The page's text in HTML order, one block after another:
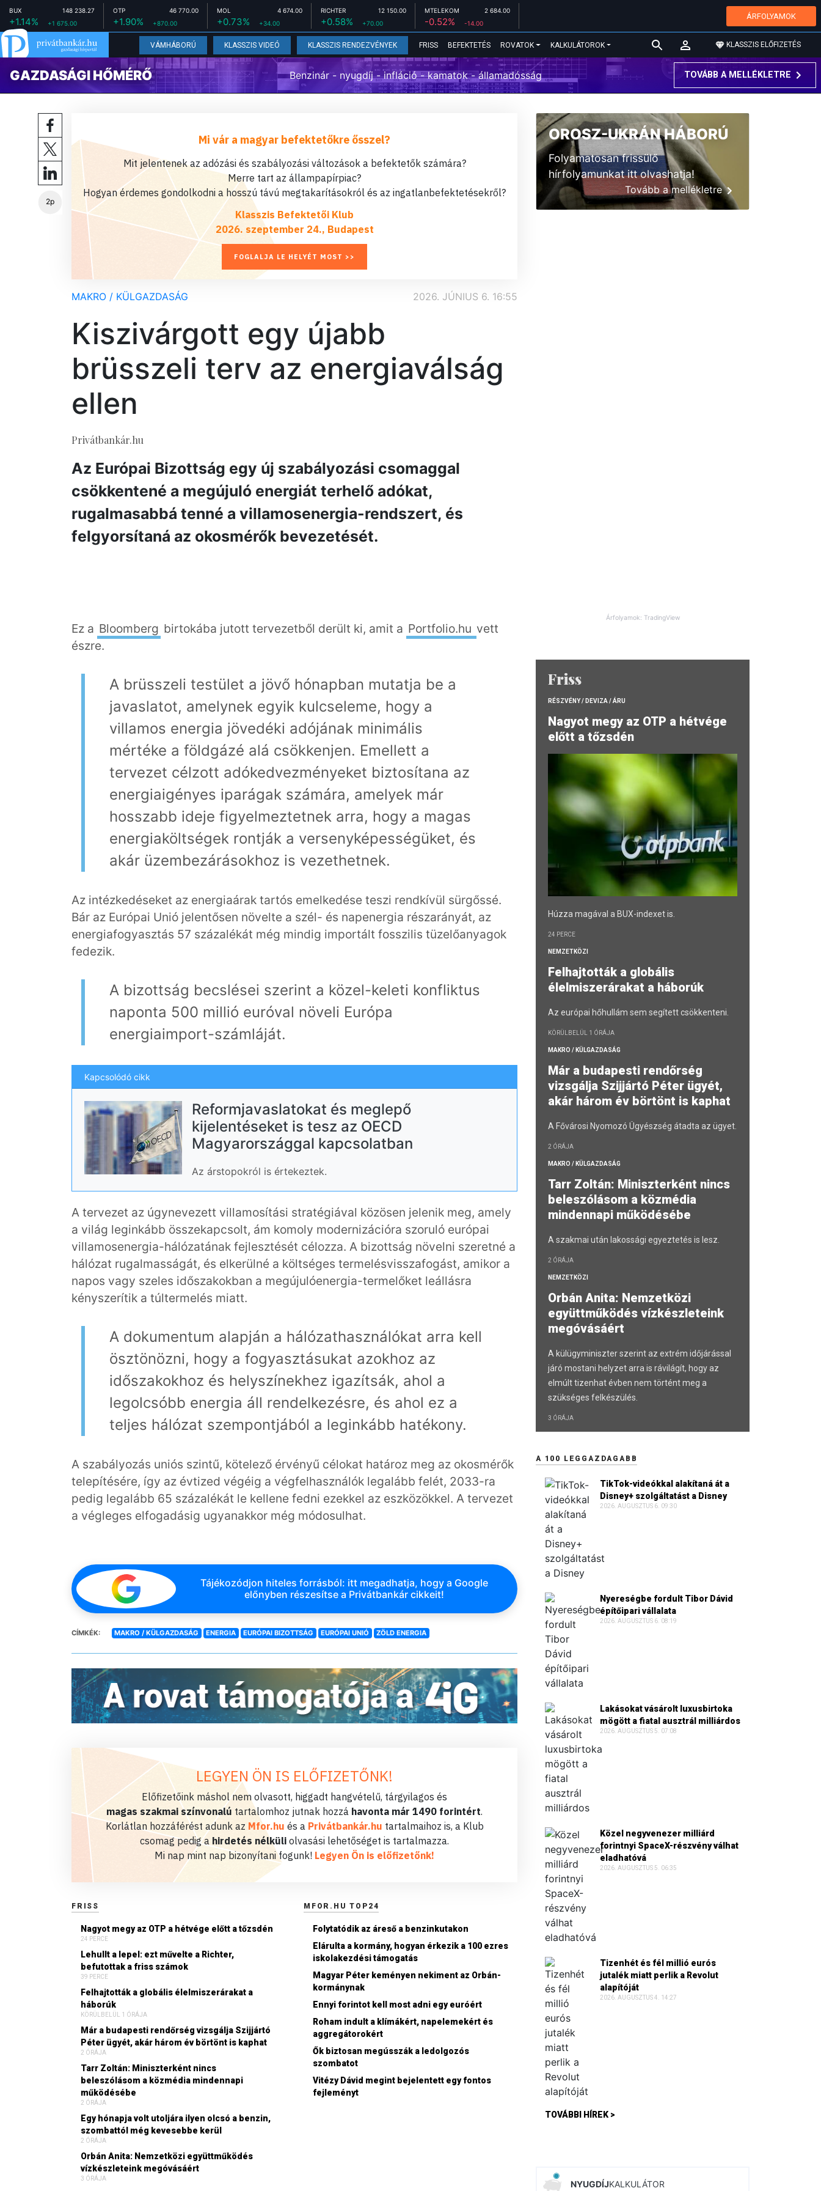
BUX 148 238.27
+1.14% +1 675.00
OTP 46 770.00
+1.90% +870.00
MOL 4 674.00
+0.73% +34.00
RICHTER 12 150.00
+0.58% +70.00
MTELEKOM 2 684.00
-0.52% -14.00
ÁRFOLYAMOK
VÁMHÁBORÚ KLASSZIS VIDEÓ KLASSZIS RENDEZVÉNYEK FRISS BEFEKTETÉS ROVATOK KALKULÁTOROK KLASSZIS ELŐFIZETÉS
GAZDASÁGI HŐMÉRŐ Benzinár - nyugdíj - infláció - kamatok - államadósság TOVÁBB A MELLÉKLETRE
2p
Mi vár a magyar befektetőkre ősszel?
Mit jelentenek az adózási és szabályozási változások a befektetők számára?
Merre tart az állampapírpiac?
Hogyan érdemes gondolkodni a hosszú távú megtakarításokról és az ingatlanbefektetésekről?
Klasszis Befektetői Klub
2026. szeptember 24., Budapest
FOGLALJA LE HELYÉT MOST >>
MAKRO / KÜLGAZDASÁG 2026. JÚNIUS 6. 16:55
Kiszivárgott egy újabb
brüsszeli terv az energiaválság
ellen
Privátbankár.hu
Az Európai Bizottság egy új szabályozási csomaggal
csökkentené a megújuló energiát terhelő adókat,
rugalmasabbá tenné a villamosenergia-rendszert, és
felgyorsítaná az okosmérők bevezetését.
Ez a Bloomberg birtokába jutott tervezetből derült ki, amit a Portfolio.hu vett
észre.
A brüsszeli testület a jövő hónapban mutatja be a
javaslatot, amelynek egyik kulcseleme, hogy a
villamos energia jövedéki adójának minimális
mértéke a földgázé alá csökkenjen. Emellett a
tervezet célzott adókedvezményeket biztosítana az
energiaigényes iparágak számára, amelyek már
hosszabb ideje figyelmeztetnek arra, hogy a magas
energiaköltségek rontják a versenyképességüket, és
akár üzembezárásokhoz is vezethetnek.
Az intézkedéseket az energiaárak tartós emelkedése teszi rendkívül sürgőssé.
Bár az Európai Unió jelentősen növelte a szél- és napenergia részarányát, az
energiafogyasztás 57 százalékát még mindig importált fosszilis tüzelőanyagok
fedezik.
A bizottság becslései szerint a közel-keleti konfliktus
naponta 500 millió euróval növeli Európa
energiaimport-számláját.
Kapcsolódó cikk
Reformjavaslatokat és meglepő
kijelentéseket is tesz az OECD
Magyarországgal kapcsolatban
Az árstopokról is értekeztek.
A tervezet az úgynevezett villamosítási stratégiával közösen jelenik meg, amely
a világ leginkább összekapcsolt, ám komoly modernizációra szoruló európai
villamosenergia-hálózatának fejlesztését célozza. A bizottság növelni szeretné a
hálózat rugalmasságát, és elkerülné a költséges termelésvisszafogást, amikor a
napos vagy szeles időszakokban a megújulóenergia-termelőket leállásra
kényszerítik a túltermelés miatt.
A dokumentum alapján a hálózathasználókat arra kell
ösztönözni, hogy a fogyasztásukat azokhoz az
időszakokhoz és helyszínekhez igazítsák, ahol a
legolcsóbb energia áll rendelkezésre, és ahol ez a
teljes hálózat szempontjából a leginkább hatékony.
A szabályozás uniós szintű, kötelező érvényű célokat határoz meg az okosmérők
telepítésére, így az évtized végéig a végfelhasználók legalább felét, 2033-ra
pedig legalább 65 százalékát le kellene fedni ezekkel az eszközökkel. A tervezet
a végleges elfogadásig ugyanakkor még módosulhat.
Tájékozódjon hiteles forrásból: itt megadhatja, hogy a Google
előnyben részesítse a Privátbankár cikkeit!
CÍMKÉK: MAKRO / KÜLGAZDASÁG ENERGIA EURÓPAI BIZOTTSÁG EURÓPAI UNIÓ ZÖLD ENERGIA
LEGYEN ÖN IS ELŐFIZETŐNK!
Előfizetőink máshol nem olvasott, higgadt hangvételű, tárgyilagos és
magas szakmai színvonalú tartalomhoz jutnak hozzá havonta már 1490 forintért.
Korlátlan hozzáférést adunk az Mfor.hu és a Privátbankár.hu tartalmaihoz is, a Klub
csomag pedig a hirdetés nélküli olvasási lehetőséget is tartalmazza.
Mi nap mint nap bizonyítani fogunk! Legyen Ön is előfizetőnk!
FRISS
Nagyot megy az OTP a hétvége előtt a tőzsdén
24 PERCE
Lehullt a lepel: ezt művelte a Richter,
befutottak a friss számok
39 PERCE
Felhajtották a globális élelmiszerárakat a
háborúk
KÖRÜLBELÜL 1 ÓRÁJA
Már a budapesti rendőrség vizsgálja Szijjártó
Péter ügyét, akár három év börtönt is kaphat
2 ÓRÁJA
Tarr Zoltán: Miniszterként nincs
beleszólásom a közmédia mindennapi
működésébe
2 ÓRÁJA
Egy hónapja volt utoljára ilyen olcsó a benzin,
szombattól még kevesebbe kerül
2 ÓRÁJA
Orbán Anita: Nemzetközi együttműködés
vízkészleteink megóvásáért
3 ÓRÁJA
MFOR.HU TOP24
Folytatódik az áreső a benzinkutakon
Elárulta a kormány, hogyan érkezik a 100 ezres
iskolakezdési támogatás
Magyar Péter keményen nekiment az Orbán-
kormánynak
Ennyi forintot kell most adni egy euróért
Roham indult a klímákért, napelemekért és
aggregátorokért
Ők biztosan megússzák a ledolgozós
szombatot
Vitézy Dávid megint bejelentett egy fontos
fejleményt
OROSZ-UKRÁN HÁBORÚ
Folyamatosan frissülő
hírfolyamunkat itt olvashatja!
Tovább a mellékletre
Árfolyamok: TradingView
Friss
RÉSZVÉNY / DEVIZA / ÁRU
Nagyot megy az OTP a hétvége
előtt a tőzsdén
Húzza magával a BUX-indexet is.
24 PERCE
NEMZETKÖZI
Felhajtották a globális
élelmiszerárakat a háborúk
Az európai hőhullám sem segített csökkenteni.
KÖRÜLBELÜL 1 ÓRÁJA
MAKRO / KÜLGAZDASÁG
Már a budapesti rendőrség
vizsgálja Szijjártó Péter ügyét,
akár három év börtönt is kaphat
A Fővárosi Nyomozó Ügyészség átadta az ügyet.
2 ÓRÁJA
MAKRO / KÜLGAZDASÁG
Tarr Zoltán: Miniszterként nincs
beleszólásom a közmédia
mindennapi működésébe
A szakmai után lakossági egyeztetés is lesz.
2 ÓRÁJA
NEMZETKÖZI
Orbán Anita: Nemzetközi
együttműködés vízkészleteink
megóvásáért
A külügyminiszter szerint az extrém időjárással
járó mostani helyzet arra is rávilágít, hogy az
elmúlt tizenhat évben nem történt meg a
szükséges felkészülés.
3 ÓRÁJA
A 100 LEGGAZDAGABB
TikTok-videókkal alakítaná át a
Disney+ szolgáltatást a Disney
2026. AUGUSZTUS 6. 09:30
Nyereségbe fordult Tibor Dávid
építőipari vállalata
2026. AUGUSZTUS 6. 08:19
Lakásokat vásárolt luxusbirtoka
mögött a fiatal ausztrál milliárdos
2026. AUGUSZTUS 5. 07:08
Közel negyvenezer milliárd
forintnyi SpaceX-részvény válhat
eladhatóvá
2026. AUGUSZTUS 5. 06:35
Tizenhét és fél millió eurós
jutalék miatt perlik a Revolut
alapítóját
2026. AUGUSZTUS 4. 14:27
TOVÁBBI HÍREK >
NYUGDÍJKALKULÁTOR